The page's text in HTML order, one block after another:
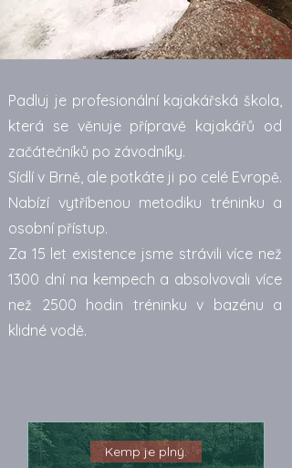
Padluj je profesionální kajakářská škola,
která se věnuje přípravě kajakářů od
začátečníků po závodníky.
Sídlí v Brně, ale potkáte ji po celé Evropě.
Nabízí vytříbenou metodiku tréninku a
osobní přístup.
Za 15 let existence jsme strávili více než
1300 dní na kempech a absolvovali více
než 2500 hodin tréninku v bazénu a
klidné vodě.
Kemp je plný.